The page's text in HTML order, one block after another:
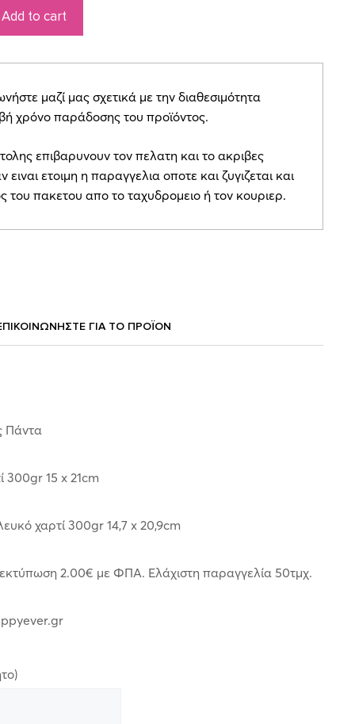
Add to cart
μαζί μας σχετικά με την διαθεσιμότητα
χρόνο παράδοσης του προϊόντος.
επιβαρυνουν τον πελατη και το ακριβες
ειναι ετοιμη η παραγγελια οποτε και ζυγιζεται και
του πακετου απο το ταχυδρομειο ή τον κουριερ.
ΓΙΑ ΤΟ ΠΡΟΪOΝ
Πάντα
300gr 15 x 21cm
χαρτί 300gr 14,7 x 20,9cm
2.00€ με ΦΠΑ. Ελάχιστη παραγγελία 50τμχ.